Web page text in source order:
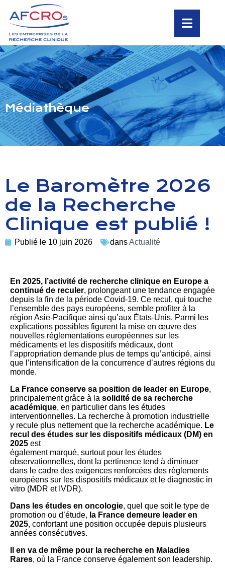
Médiathèque
Le Baromètre 2026
de la Recherche
Clinique est publié !
Publié le 10 juin 2026 dansActualité
En 2025, l’activité de recherche clinique en Europe a
continué de reculer, prolongeant une tendance engagée
depuis la fin de la période Covid-19. Ce recul, qui touche
l’ensemble des pays européens, semble profiter à la
région Asie-Pacifique ainsi qu’aux États-Unis. Parmi les
explications possibles figurent la mise en œuvre des
nouvelles réglementations européennes sur les
médicaments et les dispositifs médicaux, dont
l’appropriation demande plus de temps qu’anticipé, ainsi
que l’intensification de la concurrence d’autres régions du
monde.
La France conserve sa position de leader en Europe,
principalement grâce à la solidité de sa recherche
académique, en particulier dans les études
interventionnelles. La recherche à promotion industrielle
y recule plus nettement que la recherche académique. Le
recul des études sur les dispositifs médicaux (DM) en
2025 est
également marqué, surtout pour les études
observationnelles, dont la pertinence tend à diminuer
dans le cadre des exigences renforcées des règlements
européens sur les dispositifs médicaux et le diagnostic in
vitro (MDR et IVDR).
Dans les études en oncologie, quel que soit le type de
promotion ou d’étude, la France demeure leader en
2025, confortant une position occupée depuis plusieurs
années consécutives.
Il en va de même pour la recherche en Maladies
Rares, où la France conserve également son leadership.